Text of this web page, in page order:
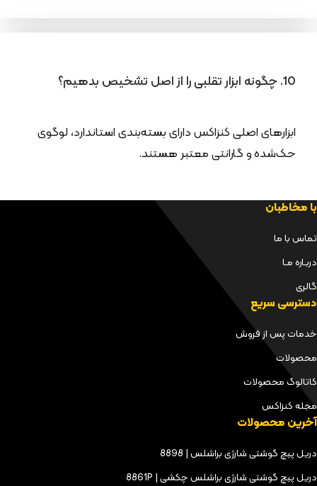
10. چگونه ابزار تقلبی را از اصل تشخیص بدهیم؟
ابزارهای اصلی کنزاکس دارای بسته‌بندی استاندارد، لوگوی
حک‌شده و گارانتی معتبر هستند.
با مخاطبان
تماس با ما
دربـاره مـا
گالری
دسترسی سریع
خدمات پس از فروش
محصولات
کاتالوگ محصولات
مجله کنزاکس
آخرین محصولات
دریل پیچ گوشتی شارژی براشلس | 8898
دریل پیچ گوشتی شارژی براشلس چکشی | 8861P